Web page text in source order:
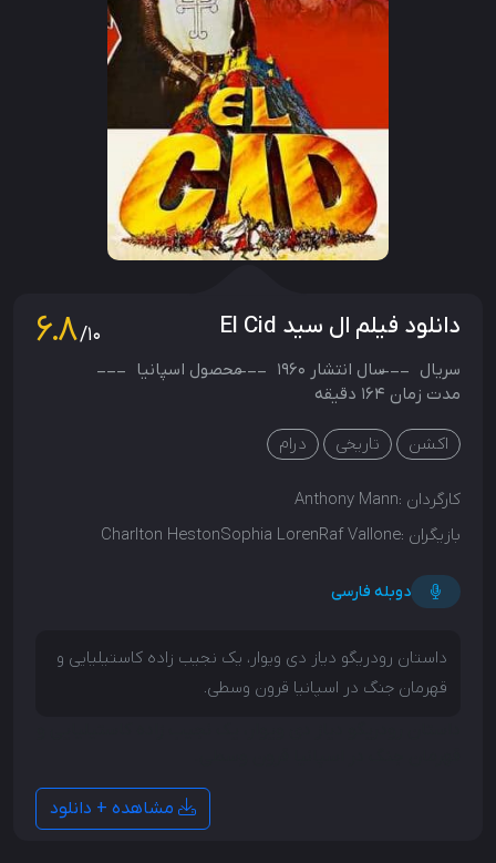
دانلود فیلم ال سید El Cid 6.8/10
سریال سال انتشار 1960 محصول اسپانیا
مدت زمان 164 دقیقه
اکشن تاریخی درام
کارگردان :Anthony Mann
بازیگران :Charlton HestonSophia LorenRaf Vallone
دوبله فارسی
داستان رودریگو دیاز دی ویوار، یک نجیب زاده کاستیلیایی و
قهرمان جنگ در اسپانیا قرون وسطی.
مشاهده + دانلود